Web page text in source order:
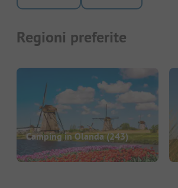
Regioni preferite
Camping in Olanda(243)